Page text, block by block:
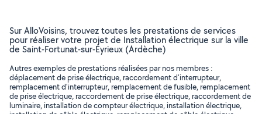
Sur AlloVoisins, trouvez toutes les prestations de services
pour réaliser votre projet de Installation électrique sur la ville
de Saint-Fortunat-sur-Eyrieux (Ardèche)
Autres exemples de prestations réalisées par nos membres :
déplacement de prise électrique, raccordement d'interrupteur,
remplacement d'interrupteur, remplacement de fusible, remplacement
de prise électrique, raccordement de prise électrique, raccordement de
luminaire, installation de compteur électrique, installation électrique,